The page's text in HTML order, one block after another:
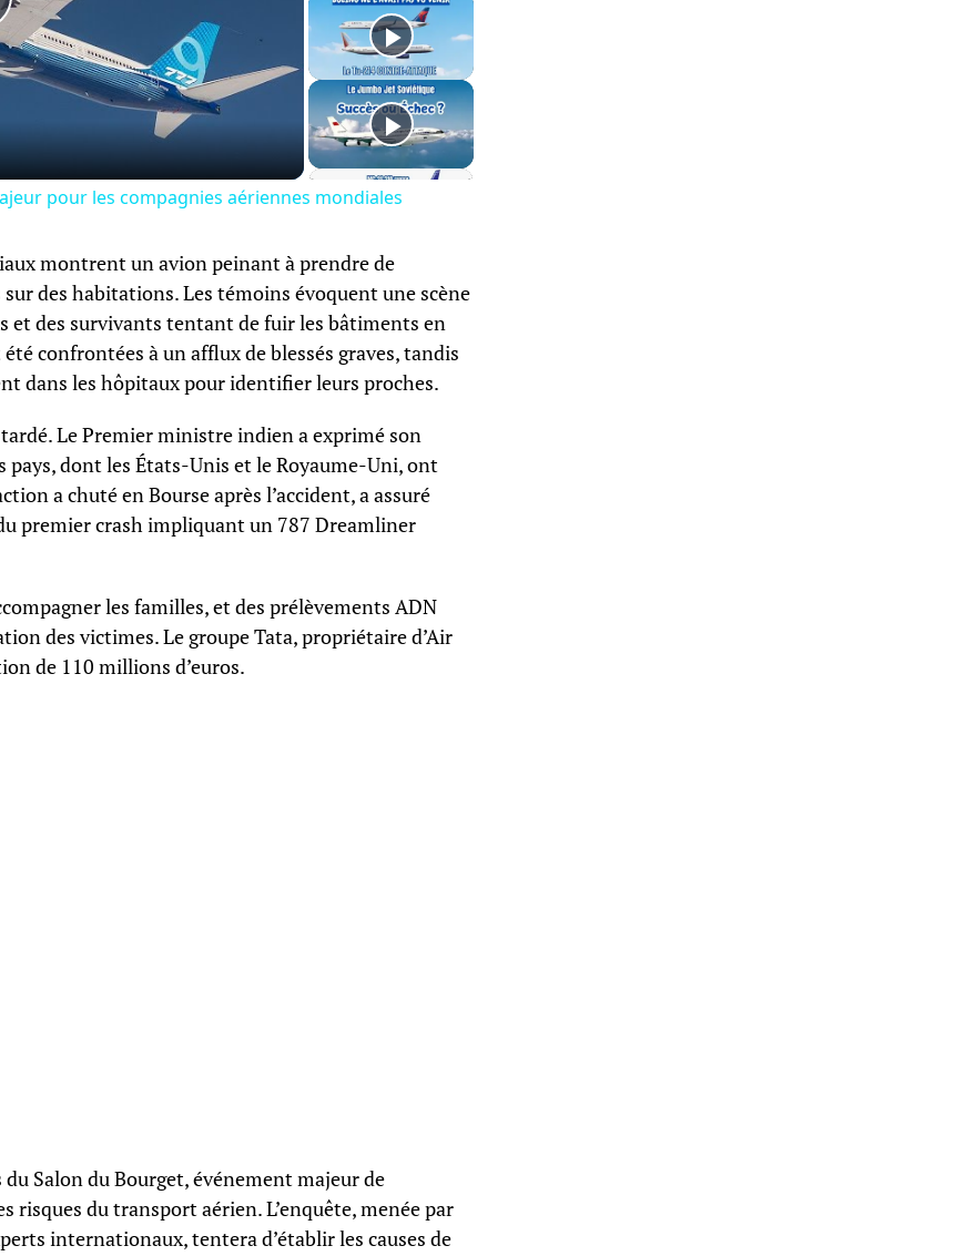
pour les compagnies aériennes mondiales
montrent un avion peinant à prendre de
des habitations. Les témoins évoquent une scène
et des survivants tentant de fuir les bâtiments en
confrontées à un afflux de blessés graves, tandis
dans les hôpitaux pour identifier leurs proches.
Le Premier ministre indien a exprimé son
pays, dont les États-Unis et le Royaume-Uni, ont
a chuté en Bourse après l’accident, a assuré
premier crash impliquant un 787 Dreamliner
les familles, et des prélèvements ADN
des victimes. Le groupe Tata, propriétaire d’Air
de 110 millions d’euros.
Salon du Bourget, événement majeur de
risques du transport aérien. L’enquête, menée par
internationaux, tentera d’établir les causes de